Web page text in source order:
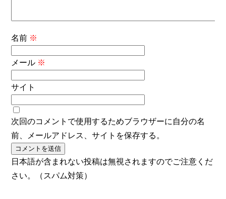
名前 ※
メール ※
サイト
次回のコメントで使用するためブラウザーに自分の名
前、メールアドレス、サイトを保存する。
日本語が含まれない投稿は無視されますのでご注意くだ
さい。（スパム対策）